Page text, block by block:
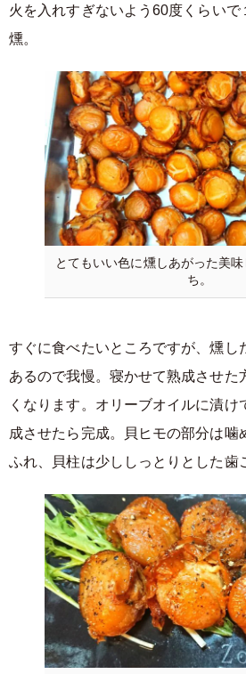
火を入れすぎないよう60度くらいで
燻。
とてもいい色に燻しあがった美
ち。
すぐに食べたいところですが、燻し
あるので我慢。寝かせて熟成させた
くなります。オリーブオイルに漬け
成させたら完成。貝ヒモの部分は噛
ふれ、貝柱は少ししっとりとした歯